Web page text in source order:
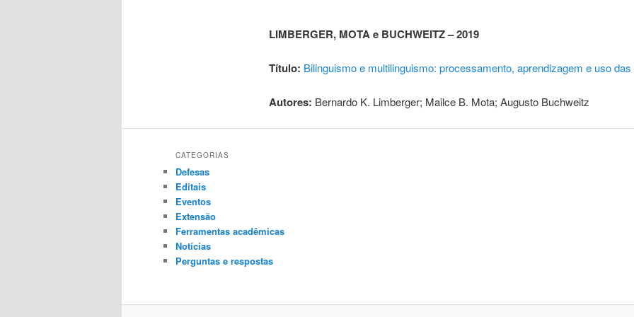
LIMBERGER, MOTA e BUCHWEITZ – 2019
Título: Bilinguismo e multilinguismo: processamento, aprendizagem e uso
Autores: Bernardo K. Limberger; Mailce B. Mota; Augusto Buchweitz
CATEGORIAS
Defesas
Editais
Eventos
Extensão
Ferramentas acadêmicas
Notícias
Perguntas e respostas